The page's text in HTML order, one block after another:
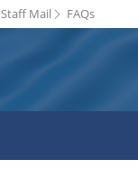
Staff Mail FAQs